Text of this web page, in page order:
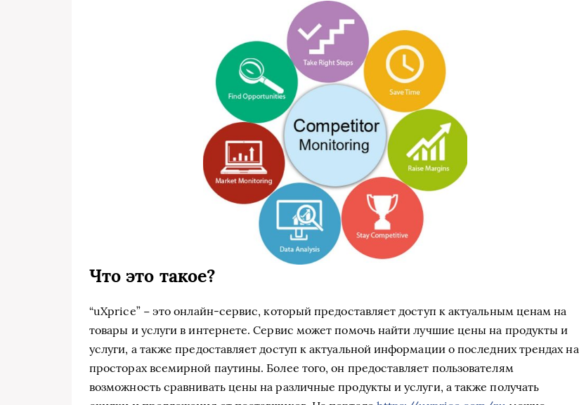
Что это такое?
“uXprice” − это онлайн-сервис, который предоставляет доступ к актуальным ценам на
товары и услуги в интернете. Сервис может помочь найти лучшие цены на продукты и
услуги, а также предоставляет доступ к актуальной информации о последних трендах на
просторах всемирной паутины. Более того, он предоставляет пользователям
возможность сравнивать цены на различные продукты и услуги, а также получать